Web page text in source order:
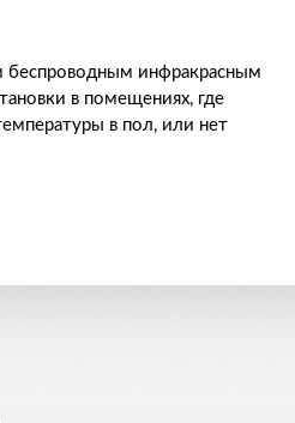
беспроводным инфракрасным
в помещениях, где
в пол, или нет